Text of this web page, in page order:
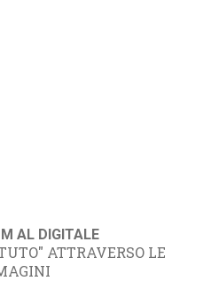
AL DIGITALE
ATTRAVERSO LE